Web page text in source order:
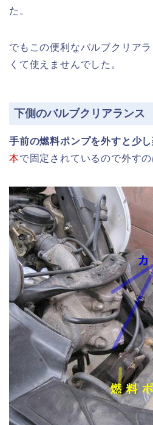
た。
でもこの便利なバルブクリア
くて使えませんでした。
下側のバルブクリアランス
手前の燃料ポンプを外すと少し
本で固定されているので外すの